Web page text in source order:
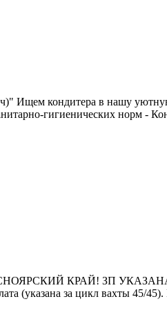
Ищем кондитера в нашу
гигиенических норм
КРАЙ! ЗП УКАЗАНА
(указана за цикл вахты 45/